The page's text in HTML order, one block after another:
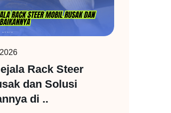
Rack Steer
dan Solusi
di ..